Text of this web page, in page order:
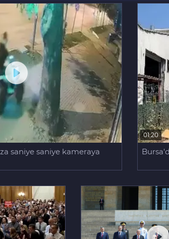
saniye saniye kameraya
01:20